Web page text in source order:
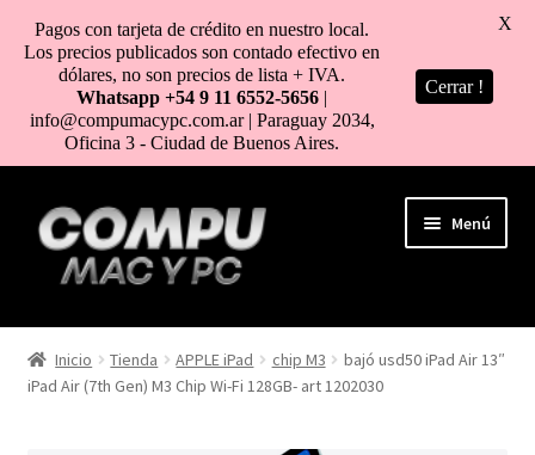
al
contenido
Menú
HOME
TIENDA
Inicio Tienda APPLE iPad chip M3
bajó usd50 iPad Air 13″
iPad Air (7th Gen) M3 Chip Wi-Fi 128GB- art 1202030
Pagos con tarjeta de crédito en nuestro local.
Los precios publicados son contado efectivo en
dólares, no son precios de lista + IVA.
Whatsapp +54 9 11 6552-5656 |
info@compumacypc.com.ar | Paraguay 2034,
Oficina 3 - Ciudad de Buenos Aires.
Cerrar !
X